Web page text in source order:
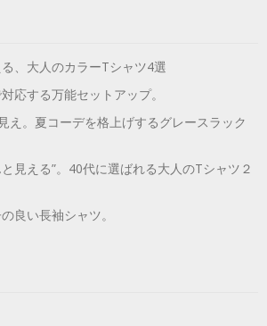
り
、大人のカラーTシャツ4選
応する万能セットアップ。
え。夏コーデを格上げするグレースラック
見える”。40代に選ばれる大人のTシャツ２
良い長袖シャツ。